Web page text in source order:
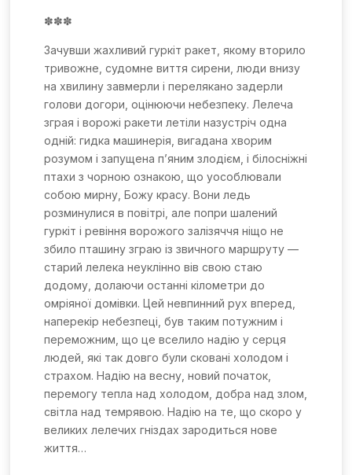
✽✽✽
Зачувши жахливий гуркіт ракет, якому вторило
тривожне, судомне виття сирени, люди внизу
на хвилину завмерли і перелякано задерли
голови догори, оцінюючи небезпеку. Лелеча
зграя і ворожі ракети летіли назустріч одна
одній: гидка машинерія, вигадана хворим
розумом і запущена п’яним злодієм, і білосніжні
птахи з чорною ознакою, що уособлювали
собою мирну, Божу красу. Вони ледь
розминулися в повітрі, але попри шалений
гуркіт і ревіння ворожого залізяччя ніщо не
збило пташину зграю із звичного маршруту —
старий лелека неуклінно вів свою стаю
додому, долаючи останні кілометри до
омріяної домівки. Цей невпинний рух вперед,
наперекір небезпеці, був таким потужним і
переможним, що це вселило надію у серця
людей, які так довго були сковані холодом і
страхом. Надію на весну, новий початок,
перемогу тепла над холодом, добра над злом,
світла над темрявою. Надію на те, що скоро у
великих лелечих гніздах зародиться нове
життя…